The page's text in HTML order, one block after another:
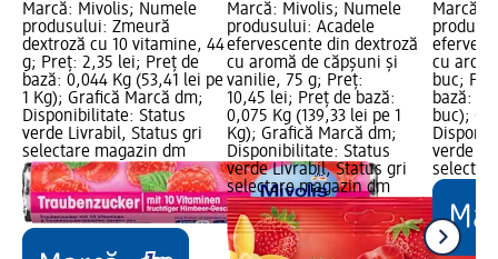
Marcă: Mivolis; Numele
produsului: Zmeură
dextroză cu 10 vitamine, 44
g; Preț: 2,35 lei; Preț de
bază: 0,044 Kg (53,41 lei pe
1 Kg); Grafică Marcă dm;
Disponibilitate: Status
verde Livrabil, Status gri
selectare magazin dm
Marcă: Mivolis; Numele
produsului: Acadele
efervescente din dextroză
cu aromă de căpșuni și
vanilie, 75 g; Preț:
10,45 lei; Preț de bază:
0,075 Kg (139,33 lei pe 1
Kg); Grafică Marcă dm;
Disponibilitate: Status
verde Livrabil, Status gri
selectare magazin dm
Marcă:
cu
buc;
bază: 10
buc);
verde